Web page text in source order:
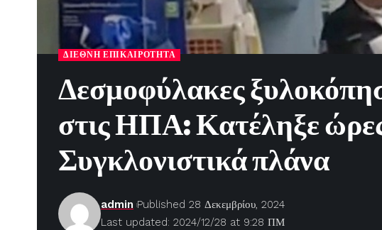
ΔΙΕΘΝΉ ΕΠΙΚΑΙΡΌΤΗΤΑ
Δεσμοφύλακες
στις ΗΠΑ: Κατέληξε
Συγκλονιστικά πλάνα
Last updated: 2024/12/28 at 9:28 ΠΜ
admin Published 28 Δεκεμβρίου, 2024